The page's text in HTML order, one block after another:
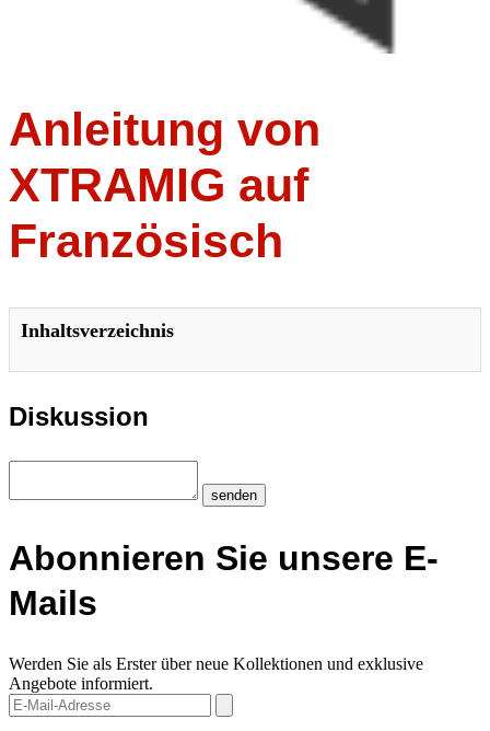
Anleitung von
XTRAMIG auf
Französisch
Inhaltsverzeichnis
Diskussion
senden
Abonnieren Sie unsere E-
Mails
Werden Sie als Erster über neue Kollektionen und exklusive
Angebote informiert.